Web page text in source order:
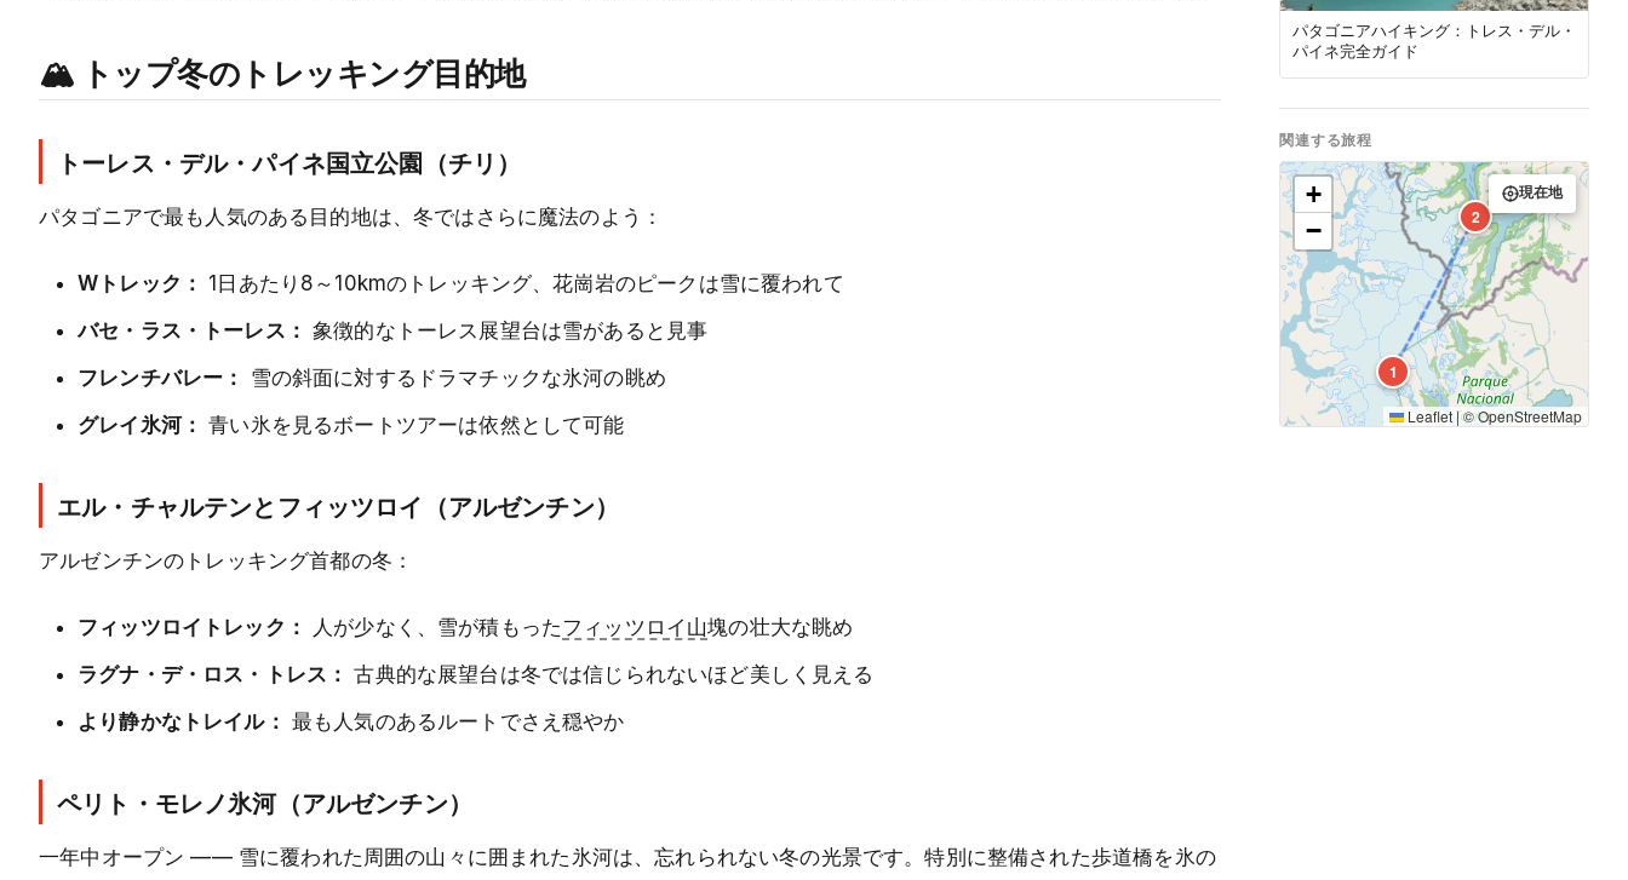
🏔️ トップ冬のトレッキング目的地
トーレス・デル・パイネ国立公園（チリ）
パタゴニアで最も人気のある目的地は、冬ではさらに魔法のよう：
Wトレック： 1日あたり8～10kmのトレッキング、花崗岩のピークは雪に覆われて
バセ・ラス・トーレス： 象徴的なトーレス展望台は雪があると見事
フレンチバレー：
雪の斜面に対するドラマチックな氷河の眺め
グレイ氷河： 青い氷を見るボートツアーは依然として可能
エル・チャルテンとフィッツロイ（アルゼンチン）
アルゼンチンのトレッキング首都の冬：
フィッツロイトレック： 人が少なく、雪が積もったフィッツロイ山塊の壮大な眺め
ラグナ・デ・ロス・トレス： 古典的な展望台は冬では信じられないほど美しく見える
より静かなトレイル： 最も人気のあるルートでさえ穏やか
ペリト・モレノ氷河（アルゼンチン）
一年中オープン —— 雪に覆われた周囲の山々に囲まれた氷河は、忘れられない冬の光景です。特別に整備された歩道橋を氷の
パタゴニアハイキング：トレス・デル・
パイネ完全ガイド
関連する旅程
1
2
+
−
現在地
Leaflet|©OpenStreetMap